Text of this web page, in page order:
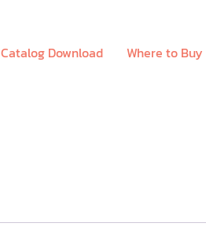
Catalog Download Where to Buy